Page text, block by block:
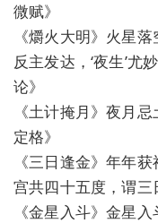
微赋》
《爝火大明》火星
反主发达，‘夜生’尤
论》
《土计掩月》夜月
定格》
《三日逢金》年年
宫共四十五度，谓三
《金星入斗》金星